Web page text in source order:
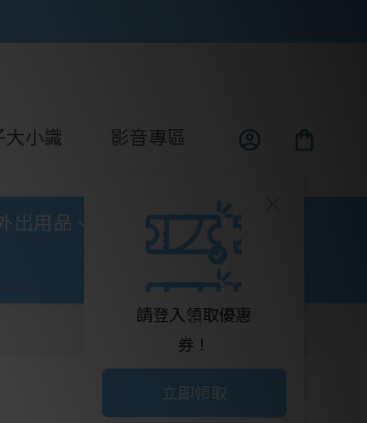
大小識 影音專區
請登入領取優惠
券！
立即領取
出用品 玩具童書